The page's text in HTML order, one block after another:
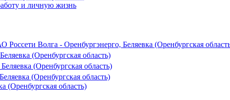
и личную жизнь
Волга - Оренбургэнерго, Беляевка (Оренбургская
(Оренбургская область)
(Оренбургская область)
(Оренбургская область)
(Оренбургская область)